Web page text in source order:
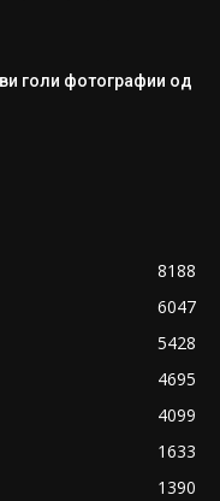
голи фотографии од
8188
6047
5428
4695
4099
1633
1390